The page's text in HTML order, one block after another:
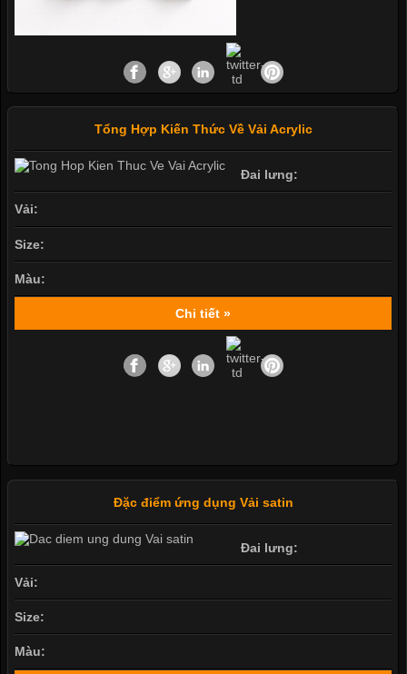
Tổng Hợp Kiến Thức Về Vải Acrylic
Đai lưng:
Vải:
Size:
Màu:
Chi tiết »
Đặc điểm ứng dụng Vải satin
Đai lưng:
Vải:
Size:
Màu: